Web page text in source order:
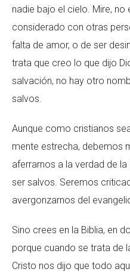
nadie bajo el cielo. Mire, no
considerado con otras
falta de amor, o de ser
trata que creo lo que dijo
salvación, no hay otro
salvos.
Aunque como cristianos
mente estrecha, debemos
aferrarnos a la verdad de
ser salvos. Seremos
avergonzarnos del
Sino crees en la Biblia, en
porque cuando se trata de
Cristo nos dijo que todo